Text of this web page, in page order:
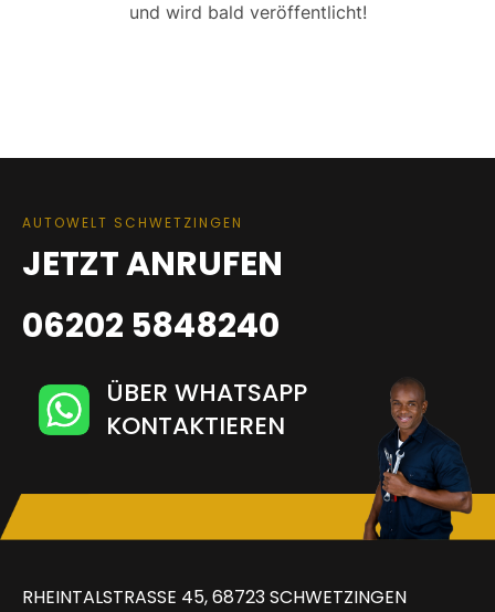
und wird bald veröffentlicht!
AUTOWELT SCHWETZINGEN
JETZT ANRUFEN
06202 5848240
ÜBER WHATSAPP
KONTAKTIEREN
RHEINTALSTRASSE 45, 68723 SCHWETZINGEN